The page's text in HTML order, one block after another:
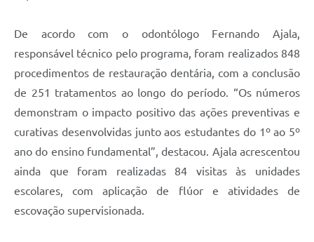
De acordo com o odontólogo Fernando Ajala,
responsável técnico pelo programa, foram realizados 848
procedimentos de restauração dentária, com a conclusão
de 251 tratamentos ao longo do período. “Os números
demonstram o impacto positivo das ações preventivas e
curativas desenvolvidas junto aos estudantes do 1º ao 5º
ano do ensino fundamental”, destacou. Ajala acrescentou
ainda que foram realizadas 84 visitas às unidades
escolares, com aplicação de flúor e atividades de
escovação supervisionada.